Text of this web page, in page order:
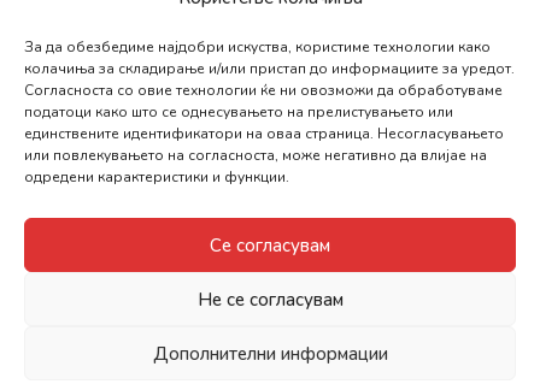
За да обезбедиме најдобри искуства, користиме технологии како
колачиња за складирање и/или пристап до информациите за уредот.
Согласноста со овие технологии ќе ни овозможи да обработуваме
податоци како што се однесувањето на прелистувањето или
единствените идентификатори на оваа страница. Несогласувањето
или повлекувањето на согласноста, може негативно да влијае на
одредени карактеристики и функции.
Се согласувам
Не се согласувам
Дополнителни информации